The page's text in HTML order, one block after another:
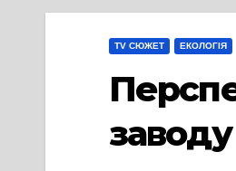
TV СЮЖЕТ ЕКОЛОГІЯ
заводу